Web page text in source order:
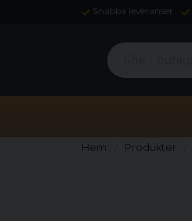
Snabba leveranser
Sök i butiken ...
Hem Produkter